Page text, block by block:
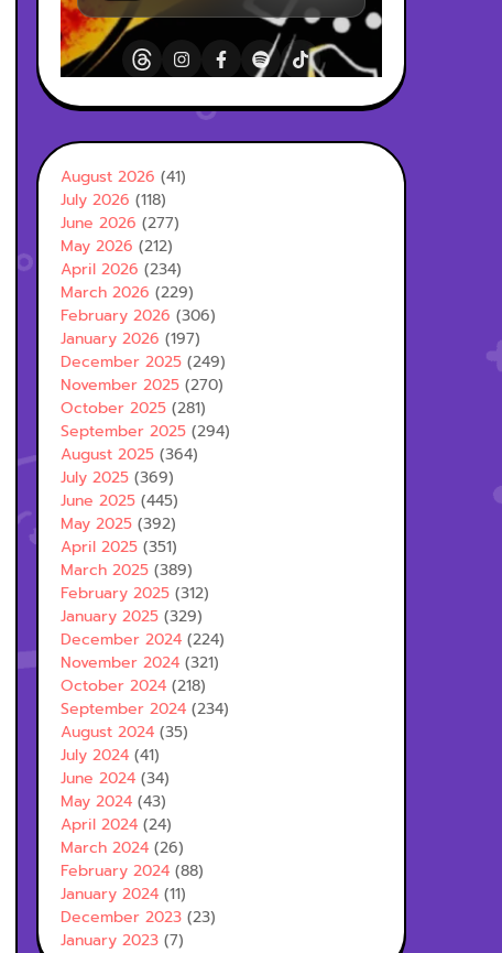
August 2026 (41)
July 2026 (118)
June 2026 (277)
May 2026 (212)
April 2026 (234)
March 2026 (229)
February 2026 (306)
January 2026 (197)
December 2025 (249)
November 2025 (270)
October 2025 (281)
September 2025 (294)
August 2025 (364)
July 2025 (369)
June 2025 (445)
May 2025 (392)
April 2025 (351)
March 2025 (389)
February 2025 (312)
January 2025 (329)
December 2024 (224)
November 2024 (321)
October 2024 (218)
September 2024 (234)
August 2024 (35)
July 2024 (41)
June 2024 (34)
May 2024 (43)
April 2024 (24)
March 2024 (26)
February 2024 (88)
January 2024 (11)
December 2023 (23)
January 2023 (7)